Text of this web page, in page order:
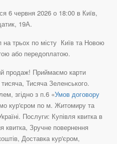
6 червня 2026 о 18:00 в Київ,
19А.
на трьох по місту Київ та Новою
або передоплатою.
продаж! Приймаємо карти
Тисяча Зеленського.
згідно з п.6 «Умов договору
кур'єром по м. Житомиру та
Послуги: Купівля квитка в
квитка, Зручне повернення
Доставка кур'єром,